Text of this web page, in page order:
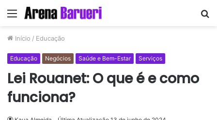
Menu
Início / Educação
Educação Negócios Saúde e Bem-Estar Serviços
Lei Rouanet: O que é e como
funciona?